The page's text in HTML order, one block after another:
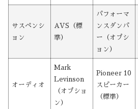
サスペンシ
ョン
AVS（標
準）
パフォーマ
ンスダンパ
ー（オプシ
ョン）
オーディオ
Mark
Levinson
（オプショ
ン）
Pioneer 10
スピーカー
（標準）